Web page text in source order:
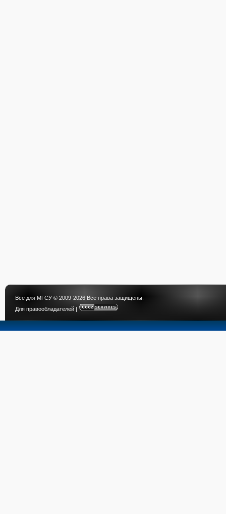
Все для МГСУ© 2009-2026 Все права защищены.
Для правообладателей|